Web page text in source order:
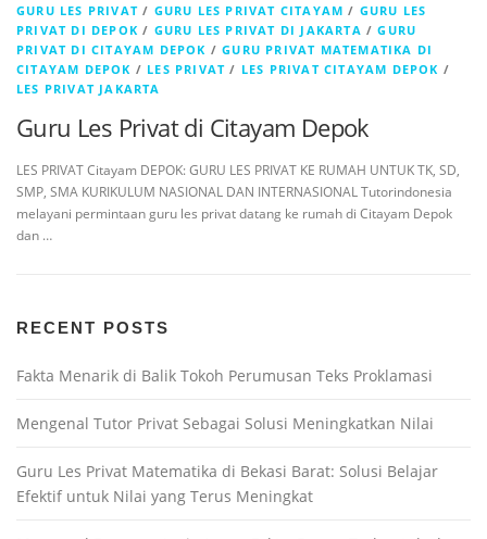
GURU LES PRIVAT / GURU LES PRIVAT CITAYAM / GURU LES
PRIVAT DI DEPOK / GURU LES PRIVAT DI JAKARTA /GURU
PRIVAT DI CITAYAM DEPOK /GURU PRIVAT MATEMATIKA DI
CITAYAM DEPOK / LES PRIVAT / LES PRIVAT CITAYAM DEPOK /
LES PRIVAT JAKARTA
Guru Les Privat di Citayam Depok
LES PRIVAT Citayam DEPOK: GURU LES PRIVAT KE RUMAH UNTUK TK, SD,
SMP, SMA KURIKULUM NASIONAL DAN INTERNASIONAL Tutorindonesia
melayani permintaan guru les privat datang ke rumah di Citayam Depok
dan …
RECENT POSTS
Fakta Menarik di Balik Tokoh Perumusan Teks Proklamasi
Mengenal Tutor Privat Sebagai Solusi Meningkatkan Nilai
Guru Les Privat Matematika di Bekasi Barat: Solusi Belajar
Efektif untuk Nilai yang Terus Meningkat